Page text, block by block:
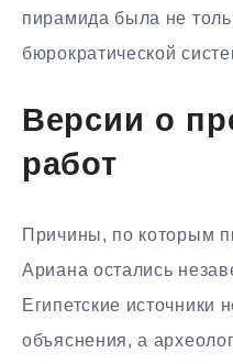
пирамида была не
бюрократической
Версии о
работ
Причины, по которым
Ариана остались
Египетские источники
объяснения, а